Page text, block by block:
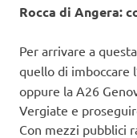
Rocca di Angera:
Per arrivare a questa
quello di imboccare
oppure la A26
Vergiate e
Con mezzi pubblici